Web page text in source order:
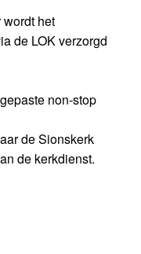
het
de LOK verzorgd
non-stop
de Sionskerk
de kerkdienst.